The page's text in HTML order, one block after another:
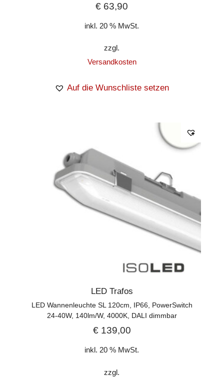
€ 63,90
inkl. 20 % MwSt.
zzgl.
Versandkosten
Auf die Wunschliste setzen
LED Trafos
LED Wannenleuchte SL 120cm, IP66, PowerSwitch
24-40W, 140lm/W, 4000K, DALI dimmbar
€139,00
inkl. 20 % MwSt.
zzgl.